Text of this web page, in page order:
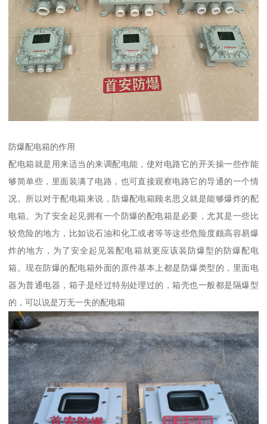
防爆配电箱的作用
配电箱就是用来适当的来调配电能，使对电路它的开关操一些作能
够简单些，里面装满了电路，也可直接观察电路它的导通的一个情
况。所以对于配电箱来说，防爆配电箱顾名思义就是能够爆炸的配
电箱。为了安全起见拥有一个防爆的配电箱是必要，尤其是一些比
较危险的地方，比如说石油和化工或者等等这些危险度颇高容易爆
炸的地方，为了安全起见装配电箱就更应该装防爆型的防爆配电
箱。现在防爆的配电箱外面的原件基本上都是防爆类型的，里面电
器为普通电器，箱子是经过特别处理过的，箱壳也一般都是隔爆型
的，可以说是万无一失的配电箱